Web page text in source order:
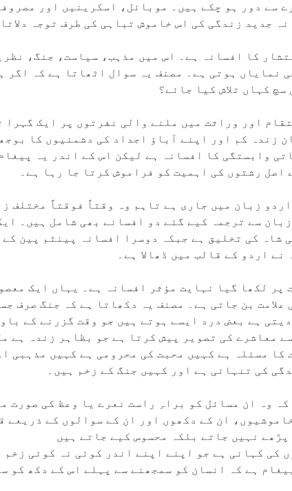
سے دور ہو چکے ہیں۔ موبائل، اسکرینیں اور
جدید زندگی کی اس خاموش تباہی کی طرف توجہ
کا افسانہ ہے۔ اس میں مذہب، سیاست، جنگ،
نمایاں ہوتی ہے۔ مصنف یہ سوال اٹھاتا ہے کہ اگر
کہاں تلاش کیا جائے؟
اور وراثت میں ملنے والی نفرتوں پر ایک گہرا
زندہ کم اور اپنے آباؤ اجداد کی دشمنیوں کا
وابستگی کا افسانہ ہے لیکن اس کے اندر یہ
رشتوں کی اہمیت کو فراموش کرتا جا رہا ہے۔
زبان میں جاری ہے تاہم وہ وقتاً فوقتاً مختلف
سے ترجمہ کیے گئے دو افسانے بھی شامل ہیں۔
شاہ کی تخلیق ہے جبکہ دوسرا افسانہ پینٹم پین کے
اردو کے قالب میں ڈھالا ہے۔
پر لکھا گیا نہایت مؤثر افسانہ ہے۔ یہاں ایک
بن جاتی ہے۔ مصنف یہ دکھاتا ہے کہ جنگ صرف
ہے بعض درد ایسے ہوتے ہیں جو وقت گزرنے کے
معاشرے کی تصویر پیش کرتا ہے جو بظاہر زندہ ہے
کا مسئلہ ہے کہیں محبت کی محرومی ہے کہیں مذہبی
کی تنہائی ہے اور کہیں جنگ کے زخم ہیں۔
وہ ان مسائل کو براہِ راست نعرے یا وعظ کی صورت
ان کے دکھوں اور ان کے سوالوں کے ذریعے
نہیں جاتے بلکہ محسوس کیے جاتے ہیں
کی کہانی ہے جو اپنے اپنے اندر کوئی نہ کوئی زخم
ہے کہ انسان کو سمجھنے سے پہلے اس کے دکھ کو